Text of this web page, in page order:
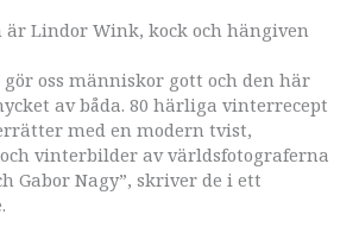
är Lindor Wink, kock och hängiven
gör oss människor gott och den här
av båda. 80 härliga vinterrecept
med en modern tvist,
vinterbilder av världsfotograferna
Gabor Nagy”, skriver de i ett